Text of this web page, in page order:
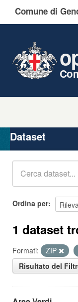
Comune di
Organizzazioni
Gruppi
Dataset
Ordina per
1 dataset
Formati: ZIP
Risultato del